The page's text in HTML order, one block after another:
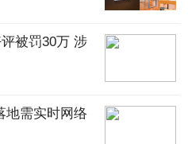
被罚30万 涉
地需实时网络